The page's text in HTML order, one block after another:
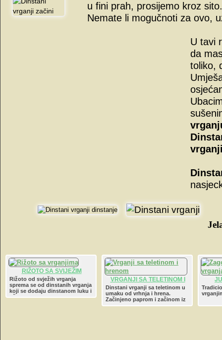
u fini prah, prosijemo kroz sito.
Nemate li mogučnoti za ovo,
U tavi
da
toliko,
RIŽOTO SA SVIJEŽIM
VRGANJIMA
Rižoto od svježih vrganja
sprema se od dinstanih vrganja
koji se dodaju dinstanom luku i
riži podlivenoj bijelim vinom,
VRGANJI SA TELETINOM I
HRENOM
Dinstani vrganji sa teletinom u
umaku od vrhnja i hrena.
Začinjeno paprom i začinom iz
provanse.